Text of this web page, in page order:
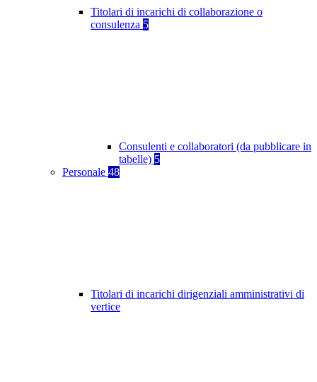
Titolari di incarichi di collaborazione o
consulenza 5
Consulenti e collaboratori (da pubblicare in
tabelle) 5
Personale 48
Titolari di incarichi dirigenziali amministrativi di
vertice